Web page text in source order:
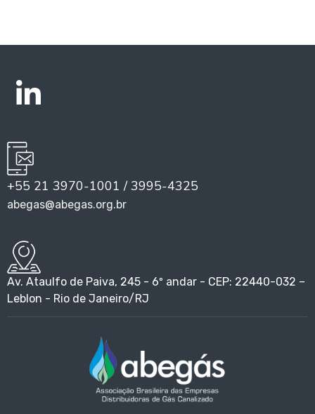
+55 21 3970-1001 / 3995-4325
abegas@abegas.org.br
Av. Ataulfo de Paiva, 245 - 6º andar - CEP: 22440-032 –
Leblon - Rio de Janeiro/RJ